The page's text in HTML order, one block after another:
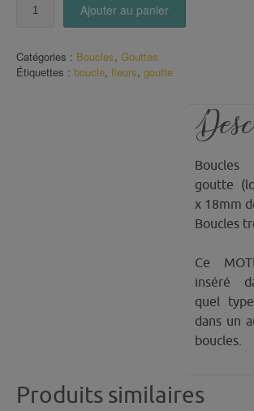
petites
fleurs
Ajouter au panier
Catégories : Boucles, Gouttes
Étiquettes : boucle, fleurs, goutte
goutte
x 18mm
Boucles
Ce
inséré
quel
dans un
boucles.
Produits similaires